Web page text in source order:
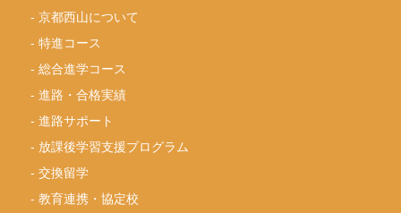
-京都西山について
-特進コース
-総合進学コース
-進路・合格実績
-進路サポート
- 放課後学習支援プログラム
-交換留学
-教育連携・協定校